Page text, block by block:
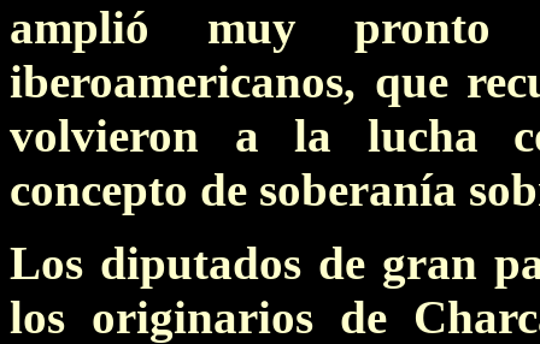
amplió muy
iberoamericanos, que
volvieron a la lucha
concepto de soberanía
Los diputados de gran
los originarios de